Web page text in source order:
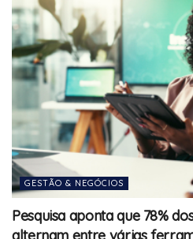
GESTÃO & NEGÓCIOS
Pesquisa aponta que 78%
alternam entre várias